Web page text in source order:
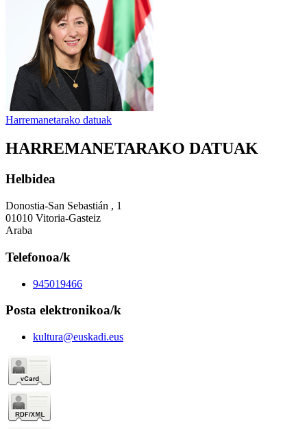
Harremanetarako datuak
HARREMANETARAKO DATUAK
Helbidea
Donostia-San Sebastián , 1
01010 Vitoria-Gasteiz
Araba
Telefonoa/k
945019466
Posta elektronikoa/k
kultura@euskadi.eus